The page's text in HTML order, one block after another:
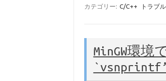
it e
o
o
k
カテゴリー: C/C++ トラブ
MinGW環